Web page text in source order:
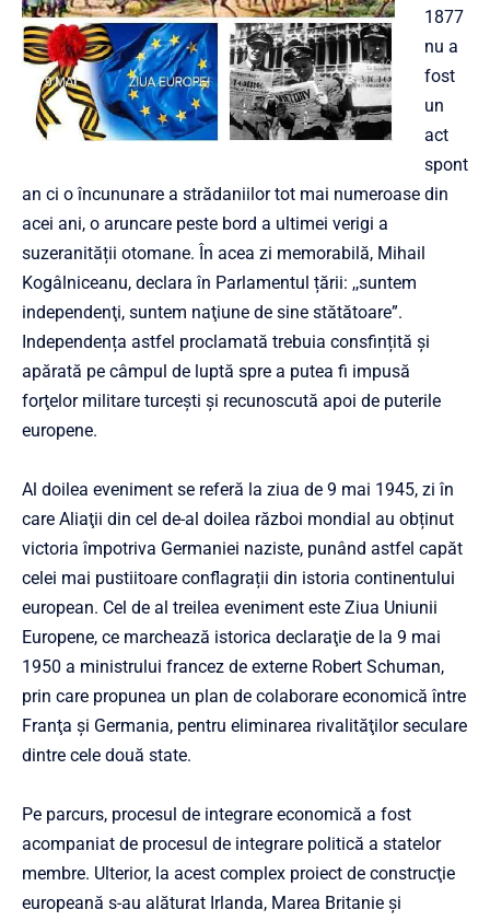
1877
nu a
fost
un
act
spont
an ci o încununare a strădaniilor tot mai numeroase din
acei ani, o aruncare peste bord a ultimei verigi a
suzeranității otomane. În acea zi memorabilă, Mihail
Kogâlniceanu, declara în Parlamentul țării: ,,suntem
independenţi, suntem naţiune de sine stătătoare”.
Independența astfel proclamată trebuia consfințită și
apărată pe câmpul de luptă spre a putea fi impusă
forţelor militare turceşti și recunoscută apoi de puterile
europene.
Al doilea eveniment se referă la ziua de 9 mai 1945, zi în
care Aliaţii din cel de-al doilea război mondial au obținut
victoria împotriva Germaniei naziste, punând astfel capăt
celei mai pustiitoare conflagrații din istoria continentului
european. Cel de al treilea eveniment este Ziua Uniunii
Europene, ce marchează istorica declaraţie de la 9 mai
1950 a ministrului francez de externe Robert Schuman,
prin care propunea un plan de colaborare economică între
Franţa şi Germania, pentru eliminarea rivalităţilor seculare
dintre cele două state.
Pe parcurs, procesul de integrare economică a fost
acompaniat de procesul de integrare politică a statelor
membre. Ulterior, la acest complex proiect de construcţie
europeană s-au alăturat Irlanda, Marea Britanie şi